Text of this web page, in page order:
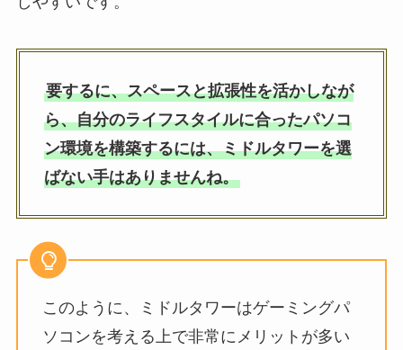
要するに、スペースと拡張性を活かしなが
ら、自分のライフスタイルに合ったパソコ
ン環境を構築するには、ミドルタワーを選
ばない手はありませんね。
このように、ミドルタワーはゲーミングパ
ソコンを考える上で非常にメリットが多い